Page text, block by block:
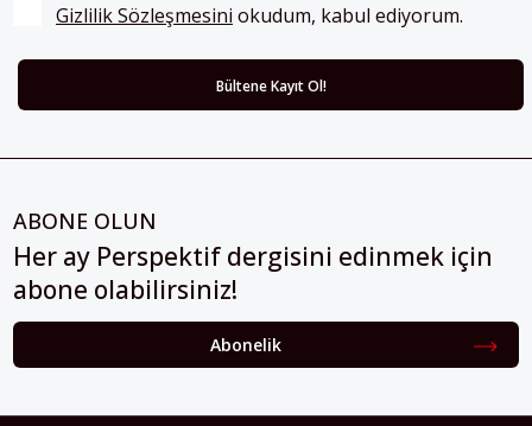
Gizlilik Sözleşmesini okudum, kabul ediyorum.
ABONE OLUN
Her ay Perspektif dergisini edinmek için
abone olabilirsiniz!
Abonelik